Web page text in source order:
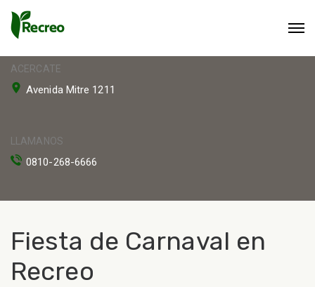
ACERCATE
Avenida Mitre 1211
LLAMANOS
0810-268-6666
Fiesta de Carnaval en
Recreo